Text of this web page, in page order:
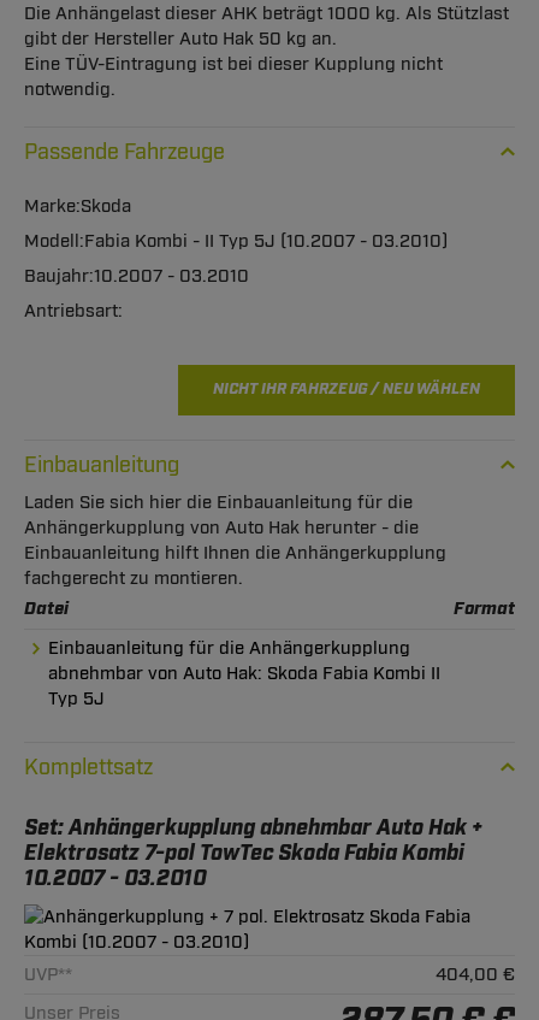
Die Anhängelast dieser AHK beträgt 1000 kg. Als Stützlast
gibt der Hersteller Auto Hak 50 kg an.
Eine TÜV-Eintragung ist bei dieser Kupplung nicht
notwendig.
Passende Fahrzeuge
Skoda
Fabia Kombi - II Typ 5J (10.2007 - 03.2010)
10.2007 - 03.2010
NICHT IHR FAHRZEUG / NEU WÄHLEN
Einbauanleitung
Laden Sie sich hier die Einbauanleitung für die
Anhängerkupplung von Auto Hak herunter - die
Einbauanleitung hilft Ihnen die Anhängerkupplung
fachgerecht zu montieren.
Datei Format
Einbauanleitung für die Anhängerkupplung
abnehmbar von Auto Hak: Skoda Fabia Kombi II
Typ 5J
Komplettsatz
Set: Anhängerkupplung abnehmbar Auto Hak +
Elektrosatz 7-pol TowTec Skoda Fabia Kombi
10.2007 - 03.2010
UVP**
404,00 €
Unser Preis